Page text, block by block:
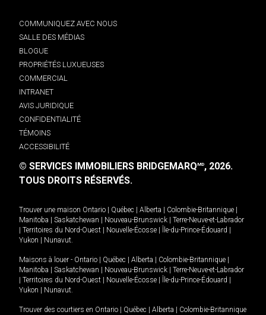
COMMUNIQUEZ AVEC NOUS
SALLE DES MÉDIAS
BLOGUE
PROPRIÉTÉS LUXUEUSES
COMMERCIAL
INTRANET
AVIS JURIDIQUE
CONFIDENTIALITÉ
TÉMOINS
ACCESSIBILITÉ
© SERVICES IMMOBILIERS BRIDGEMARQMD, 2026.
TOUS DROITS RÉSERVÉS.
Trouver une maison Ontario Québec Alberta Colombie-Britannique
Manitoba
Saskatchewan Nouveau-Brunswick
Terre-Neuve-et-Labrador
Territoires du Nord-Ouest Nouvelle-Écosse Île-du-Prince-Édouard
Yukon
Nunavut.
Maisons à louer - Ontario Québec Alberta Colombie-Britannique
Manitoba
Saskatchewan Nouveau-Brunswick
Terre-Neuve-et-Labrador
Territoires du Nord-Ouest Nouvelle-Écosse Île-du-Prince-Édouard
Yukon
Nunavut.
Trouver des courtiers en Ontario Québec Alberta
Colombie-Britannique